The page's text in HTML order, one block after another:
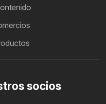
socios